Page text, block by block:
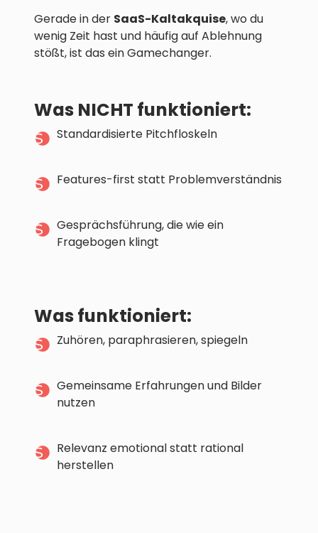
Gerade in der SaaS-Kaltakquise, wo du
wenig Zeit hast und häufig auf Ablehnung
stößt, ist das ein Gamechanger.
Was NICHT funktioniert:
Standardisierte Pitchfloskeln
Features-first statt Problemverständnis
Gesprächsführung, die wie ein
Fragebogen klingt
Was funktioniert:
Zuhören, paraphrasieren, spiegeln
Gemeinsame Erfahrungen und Bilder
nutzen
Relevanz emotional statt rational
herstellen